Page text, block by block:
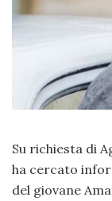
Su richiesta di
ha cercato
del giovane